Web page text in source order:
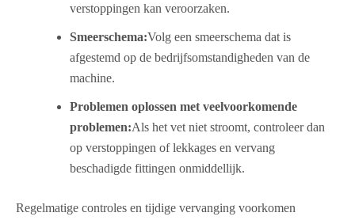
verstoppingen kan veroorzaken.
Smeerschema:Volg een smeerschema dat is
afgestemd op de bedrijfsomstandigheden van de
machine.
Problemen oplossen met veelvoorkomende
problemen:Als het vet niet stroomt, controleer dan
op verstoppingen of lekkages en vervang
beschadigde fittingen onmiddellijk.
Regelmatige controles en tijdige vervanging voorkomen